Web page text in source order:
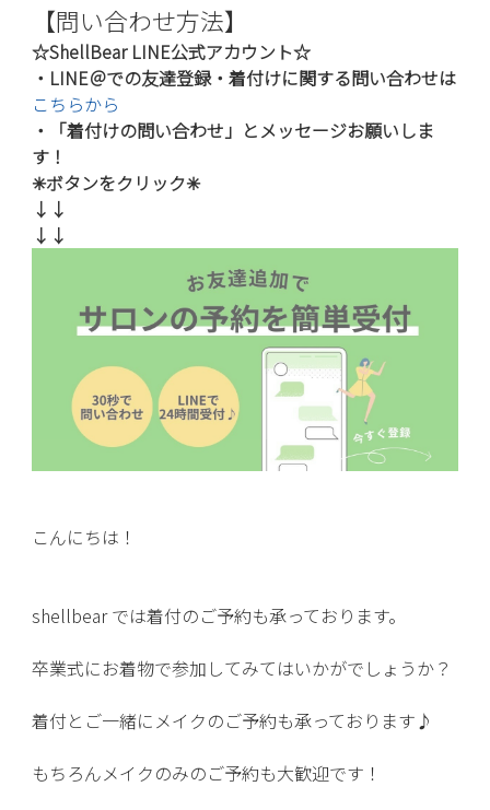
【問い合わせ方法】
☆ShellBear LINE公式アカウント☆
・LINE＠での友達登録・着付けに関する問い合わせは
こちらから
・「着付けの問い合わせ」とメッセージお願いしま
す！
✳︎ボタンをクリック✳︎
↓↓
↓↓
こんにちは！
shellbear では着付のご予約も承っております。
卒業式にお着物で参加してみてはいかがでしょうか？
着付とご一緒にメイクのご予約も承っております♪
もちろんメイクのみのご予約も大歓迎です！